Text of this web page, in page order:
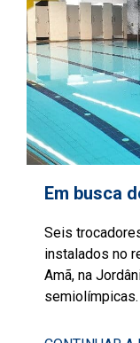
Em busca
Seis
instalados no
Amã, na
semiolímpicas.